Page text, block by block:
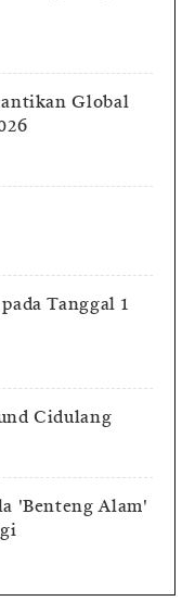
Global
Tanggal 1
Cidulang
'Benteng Alam'